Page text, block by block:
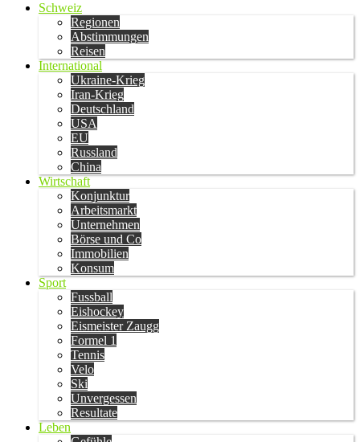
Schweiz
Regionen
Abstimmungen
Reisen
International
Ukraine-Krieg
Iran-Krieg
Deutschland
USA
EU
Russland
China
Wirtschaft
Konjunktur
Arbeitsmarkt
Unternehmen
Börse und Co
Immobilien
Konsum
Sport
Fussball
Eishockey
Eismeister Zaugg
Formel 1
Tennis
Velo
Ski
Unvergessen
Resultate
Leben